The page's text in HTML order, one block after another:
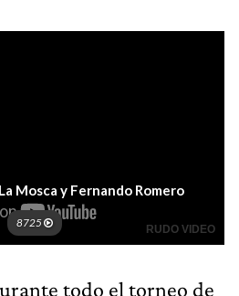
todo el torneo de